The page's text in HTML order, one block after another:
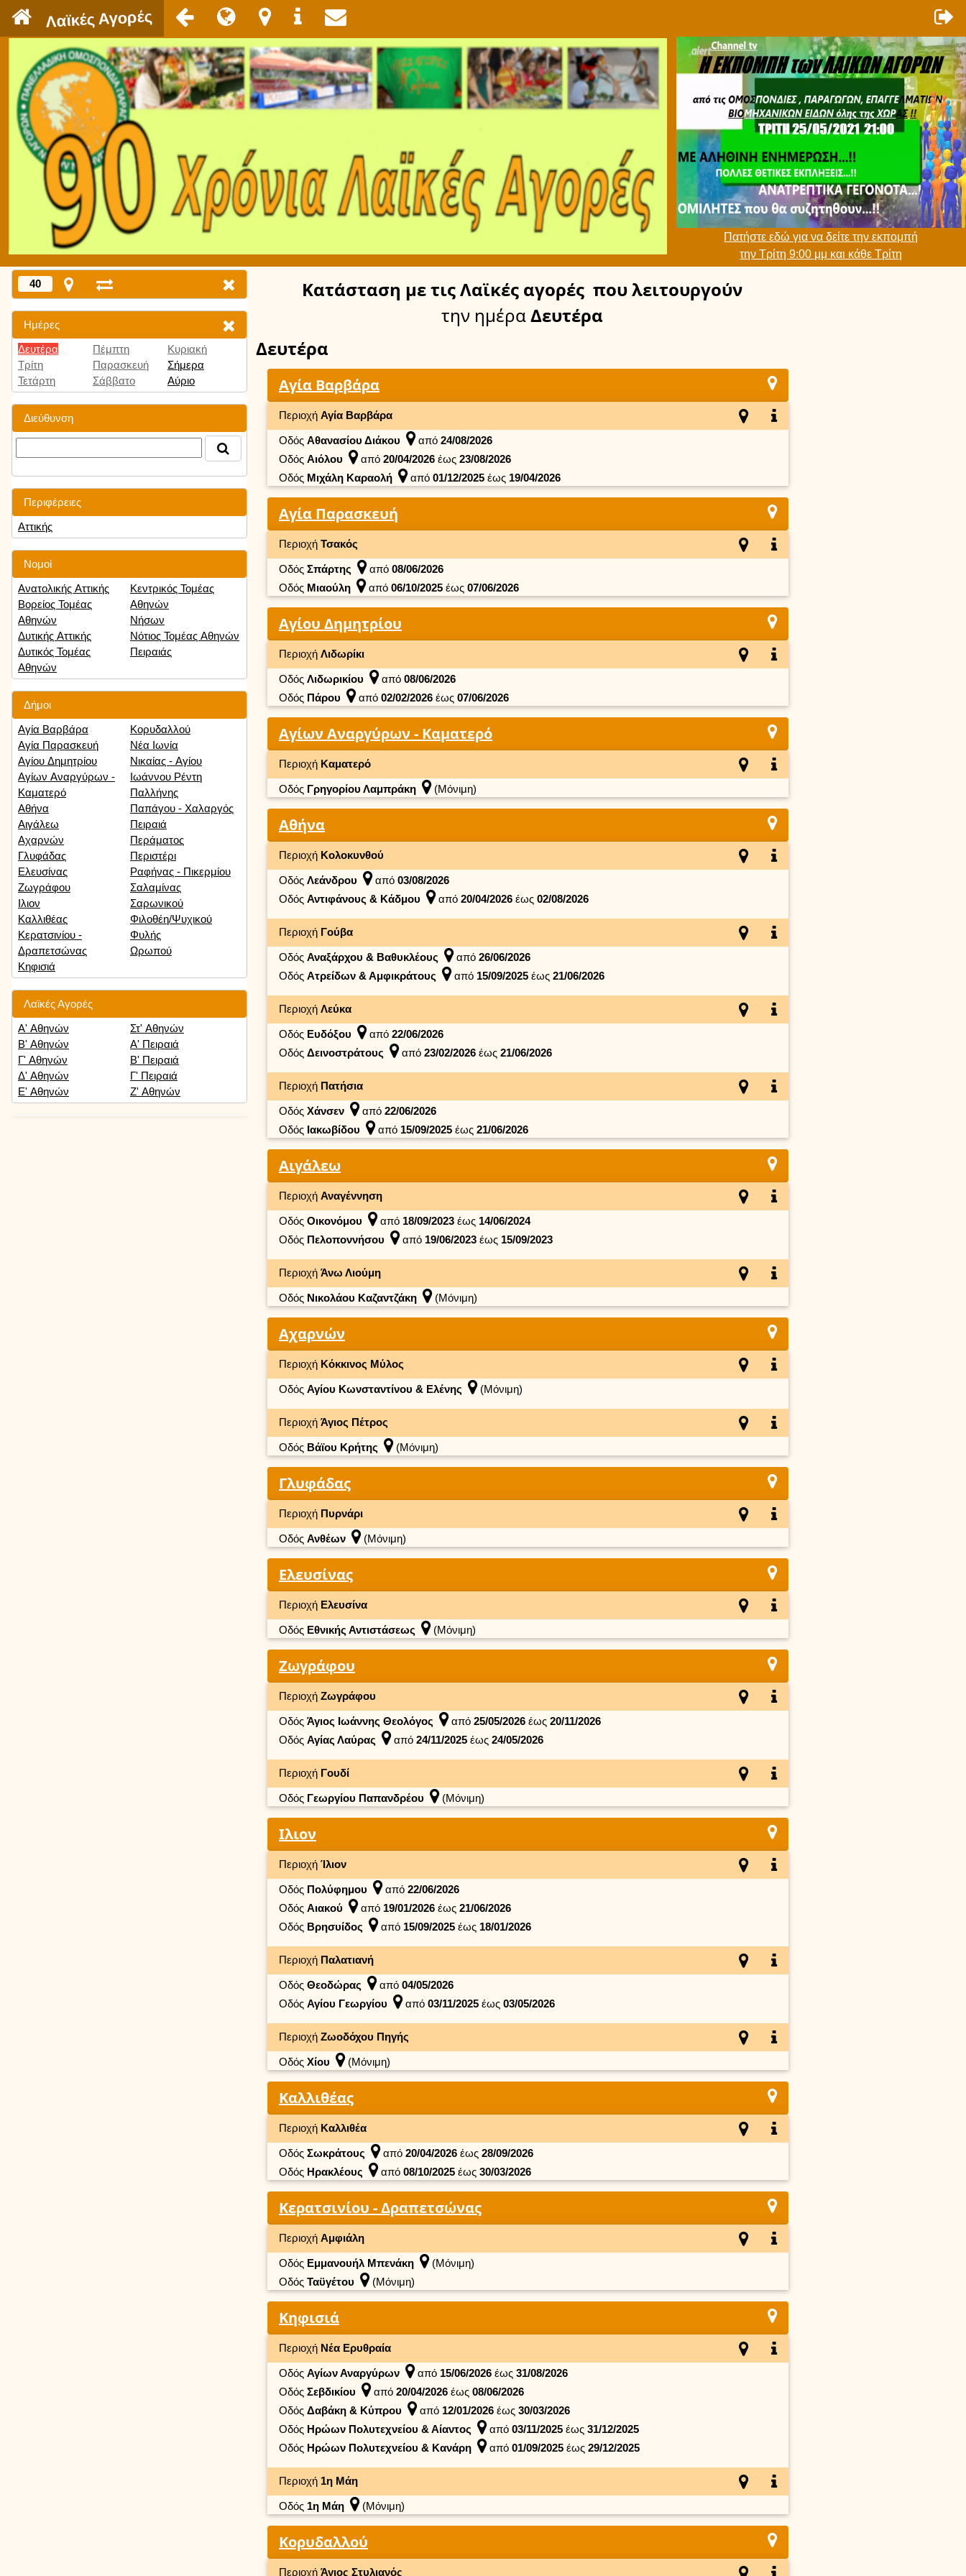
Λαϊκές Αγορές
Πατήστε εδώ για να δείτε την εκπομπή
την Τρίτη 9:00 μμ και κάθε Τρίτη
40
Ημέρες
Δευτέρα
Τρίτη
Τετάρτη
Πέμπτη
Παρασκευή
Σάββατο
Κυριακή
Σήμερα
Αύριο
Διεύθυνση
Περιφέρειες
Αττικής
Νομοί
Ανατολικής Αττικής
Βορείος Τομέας
Αθηνών
Δυτικής Αττικής
Δυτικός Τομέας
Αθηνών
Κεντρικός Τομέας
Αθηνών
Νήσων
Νότιος Τομέας Αθηνών
Πειραιάς
Δήμοι
Αγία Βαρβάρα
Αγία Παρασκευή
Αγίου Δημητρίου
Αγίων Αναργύρων -
Καματερό
Αθήνα
Αιγάλεω
Αχαρνών
Γλυφάδας
Ελευσίνας
Ζωγράφου
Ιλιον
Καλλιθέας
Κερατσινίου -
Δραπετσώνας
Κηφισιά
Κορυδαλλού
Νέα Ιωνία
Νικαίας - Αγίου
Ιωάννου Ρέντη
Παλλήνης
Παπάγου - Χαλαργός
Πειραιά
Περάματος
Περιστέρι
Ραφήνας - Πικερμίου
Σαλαμίνας
Σαρωνικού
Φιλοθέη/Ψυχικού
Φυλής
Ωρωπού
Λαϊκές Αγορές
Α' Αθηνών
Β' Αθηνών
Γ' Αθηνών
Δ' Αθηνών
Ε' Αθηνών
Στ' Αθηνών
Α' Πειραιά
Β' Πειραιά
Γ' Πειραιά
Ζ' Αθηνών
Κατάσταση με τις Λαϊκές αγορές που λειτουργούν
την ημέραΔευτέρα
Δευτέρα
Αγία Βαρβάρα
Περιοχή Αγία Βαρβάρα
Οδός Αθανασίου Διάκου από 24/08/2026
Οδός Αιόλου από 20/04/2026έως 23/08/2026
Οδός Μιχάλη Καραολή από 01/12/2025έως 19/04/2026
Αγία Παρασκευή
Περιοχή Τσακός
Οδός Σπάρτης από 08/06/2026
Οδός Μιαούλη από 06/10/2025έως 07/06/2026
Αγίου Δημητρίου
Περιοχή Λιδωρίκι
Οδός Λιδωρικίου από 08/06/2026
Οδός Πάρου από 02/02/2026έως 07/06/2026
Αγίων Αναργύρων - Καματερό
Περιοχή Καματερό
Οδός Γρηγορίου Λαμπράκη (Μόνιμη)
Αθήνα
Περιοχή Κολοκυνθού
Οδός Λεάνδρου από 03/08/2026
Οδός Αντιφάνους & Κάδμου από 20/04/2026έως 02/08/2026
Περιοχή Γούβα
Οδός Αναξάρχου & Βαθυκλέους από 26/06/2026
Οδός Ατρείδων & Αμφικράτους από 15/09/2025έως 21/06/2026
Περιοχή Λεύκα
Οδός Ευδόξου από 22/06/2026
Οδός Δεινοστράτους από 23/02/2026έως 21/06/2026
Περιοχή Πατήσια
Οδός Χάνσεν από 22/06/2026
Οδός Ιακωβίδου από 15/09/2025έως 21/06/2026
Αιγάλεω
Περιοχή Αναγέννηση
Οδός Οικονόμου από 18/09/2023έως 14/06/2024
Οδός Πελοποννήσου από 19/06/2023έως 15/09/2023
Περιοχή Άνω Λιούμη
Οδός Νικολάου Καζαντζάκη (Μόνιμη)
Αχαρνών
Περιοχή Κόκκινος Μύλος
Οδός Αγίου Κωνσταντίνου & Ελένης (Μόνιμη)
Περιοχή Άγιος Πέτρος
Οδός Βάϊου Κρήτης (Μόνιμη)
Γλυφάδας
Περιοχή Πυρνάρι
Οδός Ανθέων (Μόνιμη)
Ελευσίνας
Περιοχή Ελευσίνα
Οδός Εθνικής Αντιστάσεως (Μόνιμη)
Ζωγράφου
Περιοχή Ζωγράφου
Οδός Άγιος Ιωάννης Θεολόγος από 25/05/2026έως 20/11/2026
Οδός Αγίας Λαύρας από 24/11/2025έως 24/05/2026
Περιοχή Γουδί
Οδός Γεωργίου Παπανδρέου (Μόνιμη)
Ιλιον
Περιοχή Ίλιον
Οδός Πολύφημου από 22/06/2026
Οδός Αιακού από 19/01/2026έως 21/06/2026
Οδός Βρησυίδος από 15/09/2025έως 18/01/2026
Περιοχή Παλατιανή
Οδός Θεοδώρας από 04/05/2026
Οδός Αγίου Γεωργίου από 03/11/2025έως 03/05/2026
Περιοχή Ζωοδόχου Πηγής
Οδός Χίου (Μόνιμη)
Καλλιθέας
Περιοχή Καλλιθέα
Οδός Σωκράτους από 20/04/2026έως 28/09/2026
Οδός Ηρακλέους από 08/10/2025έως 30/03/2026
Κερατσινίου - Δραπετσώνας
Περιοχή Αμφιάλη
Οδός Εμμανουήλ Μπενάκη
(Μόνιμη)
Οδός Ταϋγέτου (Μόνιμη)
Κηφισιά
Περιοχή Νέα Ερυθραία
Οδός Αγίων Αναργύρων από 15/06/2026έως 31/08/2026
Οδός Σεβδικίου από 20/04/2026έως 08/06/2026
Οδός Δαβάκη & Κύπρου από 12/01/2026έως 30/03/2026
Οδός Ηρώων Πολυτεχνείου & Αίαντος από 03/11/2025έως 31/12/2025
Οδός Ηρώων Πολυτεχνείου & Κανάρη από 01/09/2025έως 29/12/2025
Περιοχή 1η Μάη
Οδός 1η Μάη (Μόνιμη)
Κορυδαλλού
Περιοχή Άγιος Στυλιανός